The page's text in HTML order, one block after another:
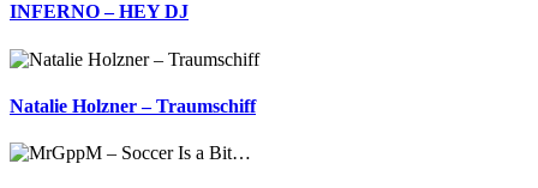
INFERNO – HEY DJ
Natalie Holzner – Traumschiff